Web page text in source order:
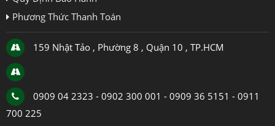
Phương Thức Thanh Toán
159 Nhật Tảo , Phường 8 , Quận 10 , TP.HCM
0909 04 2323 - 0902 300 001 - 0909 36 5151 - 0911
700 225